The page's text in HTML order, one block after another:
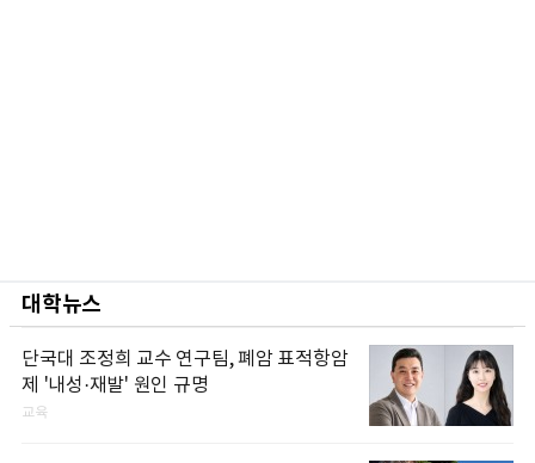
대학뉴스
단국대 조정희 교수 연구팀, 폐암 표적항암
제 '내성·재발' 원인 규명
교육